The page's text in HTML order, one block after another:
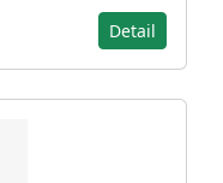
Detail